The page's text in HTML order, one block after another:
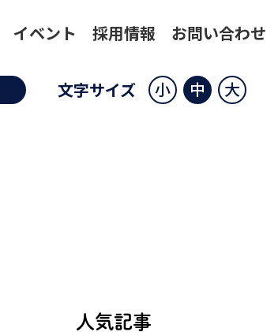
イベント 採用情報 お問い合わせ
文字サイズ 小 中 大
人気記事